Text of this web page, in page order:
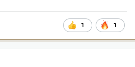
1 1